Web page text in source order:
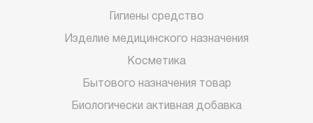
Гигиены средство
Изделие медицинского назначения
Косметика
Бытового назначения товар
Биологически активная добавка